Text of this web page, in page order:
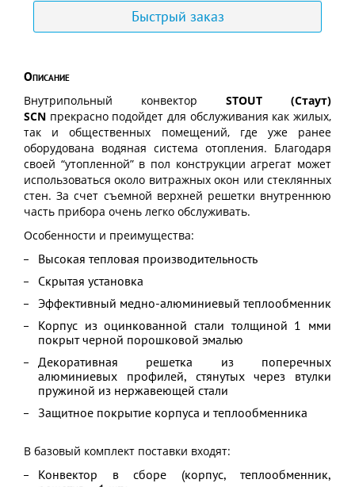
Быстрый заказ
Описание
Внутрипольный конвектор STOUT (Стаут)
SCN прекрасно подойдет для обслуживания как жилых,
так и общественных помещений, где уже ранее
оборудована водяная система отопления. Благодаря
своей “утопленной” в пол конструкции агрегат может
использоваться около витражных окон или стеклянных
стен. За счет съемной верхней решетки внутреннюю
часть прибора очень легко обслуживать.
Особенности и преимущества:
Высокая тепловая производительность
Скрытая установка
Эффективный медно-алюминиевый теплообменник
Корпус из оцинкованной стали толщиной 1 мми
покрыт черной порошковой эмалью
Декоративная решетка из поперечных
алюминиевых профилей, стянутых через втулки
пружиной из нержавеющей стали
Защитное покрытие корпуса и теплообменника
В базовый комплект поставки входят:
Конвектор в сборе (корпус, теплообменник,